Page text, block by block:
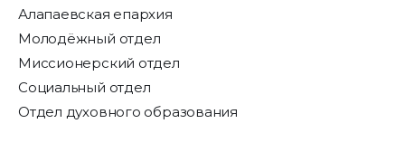
Алапаевская епархия
Молодёжный отдел
Миссионерский отдел
Социальный отдел
Отдел духовного образования